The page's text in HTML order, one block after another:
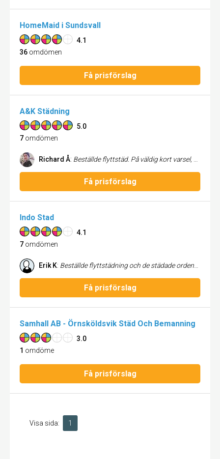
HomeMaid i Sundsvall
4.1
36 omdömen
Få prisförslag
A&K Städning
5.0
7 omdömen
Richard Å: Beställde flyttstäd. På väldig kort varsel, snabbt svar, inga konstigheter, fantastiskt utfört arbete. Rimligt pris och bra och proffsigt bemötande. Klockrent i mina ögon.
Få prisförslag
Indo Stad
4.1
7 omdömen
Erik K: Beställde flyttstädning och de städade ordentligt, även vattenlås, golvbrunnar, i köksfläkten osv. Inget strul, bra kommunikation. Önskade att de hade städat där jag flyttade in också!
Få prisförslag
Samhall AB - Örnsköldsvik Städ Och Bemanning
3.0
1 omdöme
Få prisförslag
Visa sida: 1